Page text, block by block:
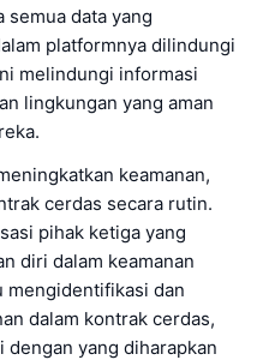
semua data yang
platformnya dilindungi
melindungi informasi
lingkungan yang aman
keamanan,
cerdas secara rutin.
pihak ketiga yang
diri dalam keamanan
mengidentifikasi dan
dalam kontrak cerdas,
dengan yang diharapkan